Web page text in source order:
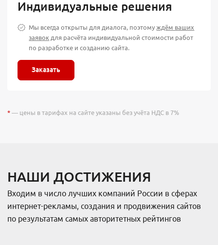
Индивидуальные решения
Мы всегда открыты для диалога, поэтому ждём ваших
заявок для расчёта индивидуальной стоимости работ
по разработке и созданию сайта.
Заказать
* — цены в тарифах на сайте указаны без учёта НДС в 7%
НАШИ ДОСТИЖЕНИЯ
Входим в число лучших компаний России в сферах
интернет-рекламы, создания и продвижения сайтов
по результатам самых авторитетных рейтингов